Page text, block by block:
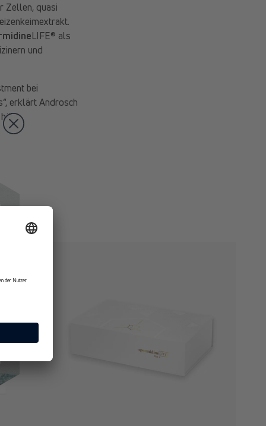
Zellen, quasi
LIFE® als
und
bei
erklärt Androsch